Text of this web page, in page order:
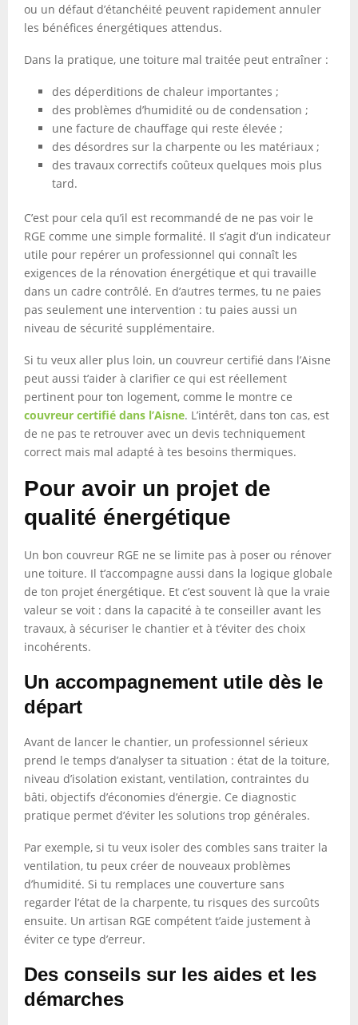
ou un défaut d’étanchéité peuvent rapidement annuler
les bénéfices énergétiques attendus.
Dans la pratique, une toiture mal traitée peut entraîner :
des déperditions de chaleur importantes ;
des problèmes d’humidité ou de condensation ;
une facture de chauffage qui reste élevée ;
des désordres sur la charpente ou les matériaux ;
des travaux correctifs coûteux quelques mois plus
tard.
C’est pour cela qu’il est recommandé de ne pas voir le
RGE comme une simple formalité. Il s’agit d’un indicateur
utile pour repérer un professionnel qui connaît les
exigences de la rénovation énergétique et qui travaille
dans un cadre contrôlé. En d’autres termes, tu ne paies
pas seulement une intervention : tu paies aussi un
niveau de sécurité supplémentaire.
Si tu veux aller plus loin, un couvreur certifié dans l’Aisne
peut aussi t’aider à clarifier ce qui est réellement
pertinent pour ton logement, comme le montre ce
couvreur certifié dans l’Aisne. L’intérêt, dans ton cas, est
de ne pas te retrouver avec un devis techniquement
correct mais mal adapté à tes besoins thermiques.
Pour avoir un projet de
qualité énergétique
Un bon couvreur RGE ne se limite pas à poser ou rénover
une toiture. Il t’accompagne aussi dans la logique globale
de ton projet énergétique. Et c’est souvent là que la vraie
valeur se voit : dans la capacité à te conseiller avant les
travaux, à sécuriser le chantier et à t’éviter des choix
incohérents.
Un accompagnement utile dès le
départ
Avant de lancer le chantier, un professionnel sérieux
prend le temps d’analyser ta situation : état de la toiture,
niveau d’isolation existant, ventilation, contraintes du
bâti, objectifs d’économies d’énergie. Ce diagnostic
pratique permet d’éviter les solutions trop générales.
Par exemple, si tu veux isoler des combles sans traiter la
ventilation, tu peux créer de nouveaux problèmes
d’humidité. Si tu remplaces une couverture sans
regarder l’état de la charpente, tu risques des surcoûts
ensuite. Un artisan RGE compétent t’aide justement à
éviter ce type d’erreur.
Des conseils sur les aides et les
démarches